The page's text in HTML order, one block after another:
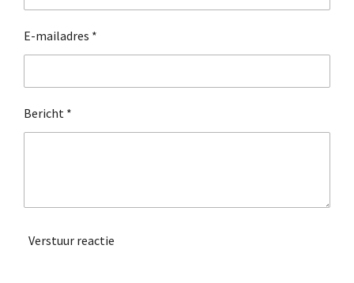
E-mailadres *
Bericht *
Verstuur reactie